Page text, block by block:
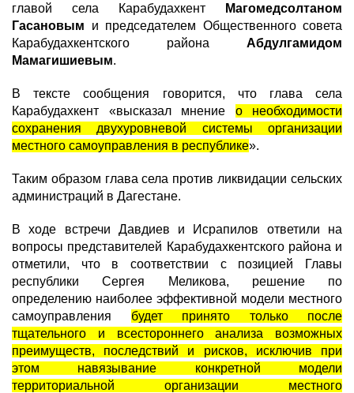
главой села Карабудахкент
Магомедсолтаном
Гасановым и председателем Общественного совета
Карабудахкентского района Абдулгамидом
Мамагишиевым.
В тексте сообщения говорится, что глава села
Карабудахкент «высказал мнение о необходимости
сохранения двухуровневой системы организации
местного самоуправления в республике».
Таким образом глава села против ликвидации сельских
администраций в Дагестане.
В ходе встречи Давдиев и Исрапилов ответили на
вопросы представителей Карабудахкентского района и
отметили, что в соответствии с позицией Главы
республики Сергея Меликова, решение по
определению наиболее эффективной модели местного
самоуправления будет принято только после
тщательного и всестороннего анализа возможных
преимуществ, последствий и рисков, исключив при
этом навязывание конкретной модели
территориальной организации местного